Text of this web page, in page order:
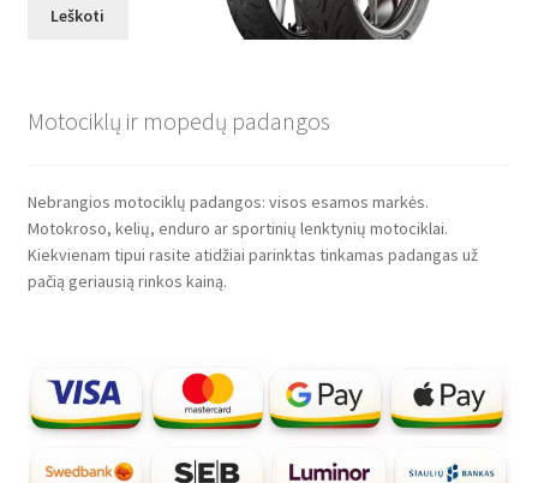
Leškoti
Motociklų ir mopedų padangos
Nebrangios motociklų padangos: visos esamos markės.
Motokroso, kelių, enduro ar sportinių lenktynių motociklai.
Kiekvienam tipui rasite atidžiai parinktas tinkamas padangas už
pačią geriausią rinkos kainą.